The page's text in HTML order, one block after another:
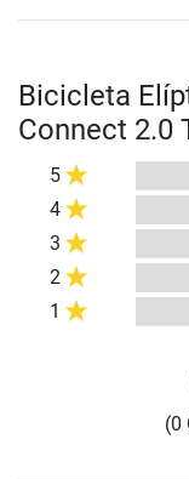
Bicicleta
Connect 2.0
5
4
3
2
1
(0